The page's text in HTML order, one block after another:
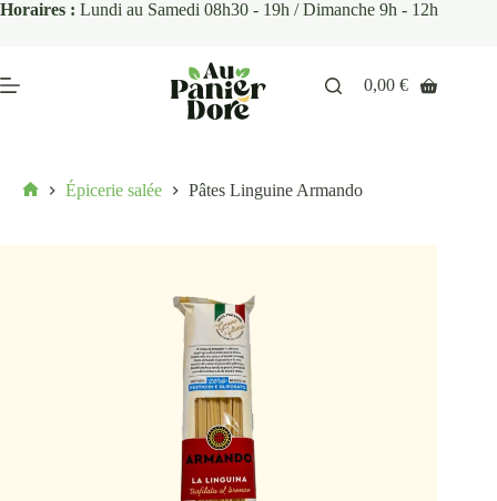
Horaires : Lundi au Samedi 08h30 - 19h / Dimanche 9h - 12h
0,00€
Épicerie salée Pâtes Linguine Armando